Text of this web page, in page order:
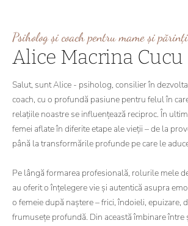
Psiholog și coach pentru mame și părinți
Alice Macrina Cucu
Salut, sunt Alice - psiholog, consilier în
coach, cu o profundă pasiune pentru felul în
relațiile noastre se influențează reciproc. În
femei aflate în diferite etape ale vieții – de la
până la transformările profunde pe care le
Pe lângă formarea profesională, rolurile mele
au oferit o înțelegere vie și autentică asupra
o femeie după naștere – frici, îndoieli, epuizare,
frumusețe profundă. Din această îmbinare între